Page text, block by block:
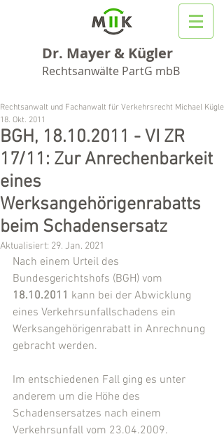
Dr. Mayer & Kügler
Rechtsanwälte PartG mbB
BGH, 18.10.2011 - VI ZR
17/11: Zur Anrechenbarkeit
eines
Werksangehörigenrabatts
beim Schadensersatz
Rechtsanwalt und Fachanwalt für Verkehrsrecht Michael Kügler
18. Okt. 2011
Aktualisiert: 29. Jan. 2021
Nach einem Urteil des
Bundesgerichtshofs (BGH) vom
18.10.2011 kann bei der Abwicklung
eines Verkehrsunfallschadens ein
Werksangehörigenrabatt in Anrechnung
gebracht werden.
Im entschiedenen Fall ging es unter
anderem um die Höhe des
Schadensersatzes nach einem
Verkehrsunfall vom 23.04.2009.